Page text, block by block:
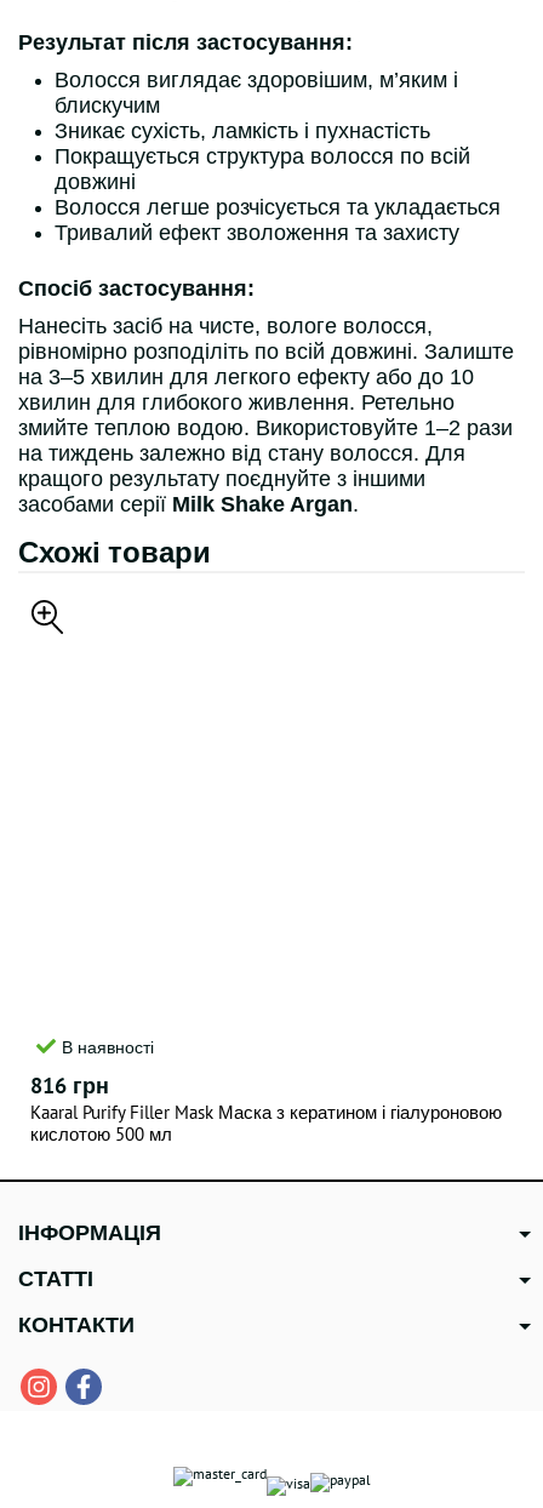
Результат після застосування:
Волосся виглядає здоровішим, м’яким і
блискучим
Зникає сухість, ламкість і пухнастість
Покращується структура волосся по всій
довжині
Волосся легше розчісується та укладається
Тривалий ефект зволоження та захисту
Спосіб застосування:
Нанесіть засіб на чисте, вологе волосся,
рівномірно розподіліть по всій довжині. Залиште
на 3–5 хвилин для легкого ефекту або до 10
хвилин для глибокого живлення. Ретельно
змийте теплою водою. Використовуйте 1–2 рази
на тиждень залежно від стану волосся. Для
кращого результату поєднуйте з іншими
засобами серії Milk Shake Argan.
Схожі товари
В наявності
816 грн
Kaaral Purify Filler Mask Маска з кератином і гіалуроновою
кислотою 500 мл
ІНФОРМАЦІЯ
СТАТТІ
КОНТАКТИ